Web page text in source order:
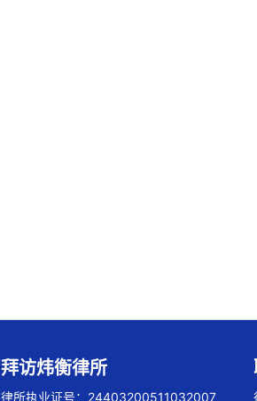
拜访炜衡律所
律所执业证号：24403200511032007